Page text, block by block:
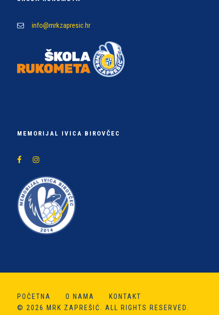
info@mrkzapresic.hr
MEMORIJAL IVICA BIROVČEC
POČETNA O NAMA
KONTAKT
© 2026 MRK ZAPREŠIĆ. ALL RIGHTS RESERVED.